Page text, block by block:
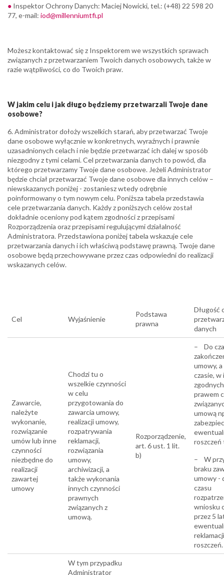
Inspektor Ochrony Danych: Maciej Nowicki, tel.: (+48) 22 598 20
77, e-mail: iod@millenniumtfi.pl
Możesz kontaktować się z Inspektorem we wszystkich sprawach
związanych z przetwarzaniem Twoich danych osobowych, także w
razie wątpliwości, co do Twoich praw.
W jakim celu i jak długo będziemy przetwarzali Twoje dane
osobowe?
6. Administrator dołoży wszelkich starań, aby przetwarzać Twoje
dane osobowe wyłącznie w konkretnych, wyraźnych i prawnie
uzasadnionych celach i nie będzie przetwarzać ich dalej w sposób
niezgodny z tymi celami. Cel przetwarzania danych to powód, dla
którego przetwarzamy Twoje dane osobowe. Jeżeli Administrator
będzie chciał przetwarzać Twoje dane osobowe dla innych celów –
niewskazanych poniżej - zostaniesz wtedy odrębnie
poinformowany o tym nowym celu. Poniższa tabela przedstawia
cele przetwarzania danych. Każdy z poniższych celów został
dokładnie oceniony pod kątem zgodności z przepisami
Rozporządzenia oraz przepisami regulującymi działalność
Administratora. Przedstawiona poniżej tabela wskazuje cele
przetwarzania danych i ich właściwą podstawę prawną. Twoje dane
osobowe będą przechowywane przez czas odpowiedni do realizacji
wskazanych celów.
Cel Wyjaśnienie
Podstawa
prawna
Długość
danych
Zawarcie,
należyte
wykonanie,
rozwiązanie
umów lub inne
czynności
niezbędne do
realizacji
zawartej
umowy
Chodzi tu o
wszelkie czynności
w celu
przygotowania do
zawarcia umowy,
realizacji umowy,
rozpatrywania
reklamacji,
rozwiązania
umowy,
archiwizacji, a
także wykonania
innych czynności
prawnych
związanych z
umową.
Rozporządzenie,
art. 6 ust. 1 lit.
b)
– Do
umowy,
czasie, w
prawem
umową
roszczeń
– W
braku
umowy -
czasu
wniosku
przez 5
roszczeń.
W tym przypadku
Administrator